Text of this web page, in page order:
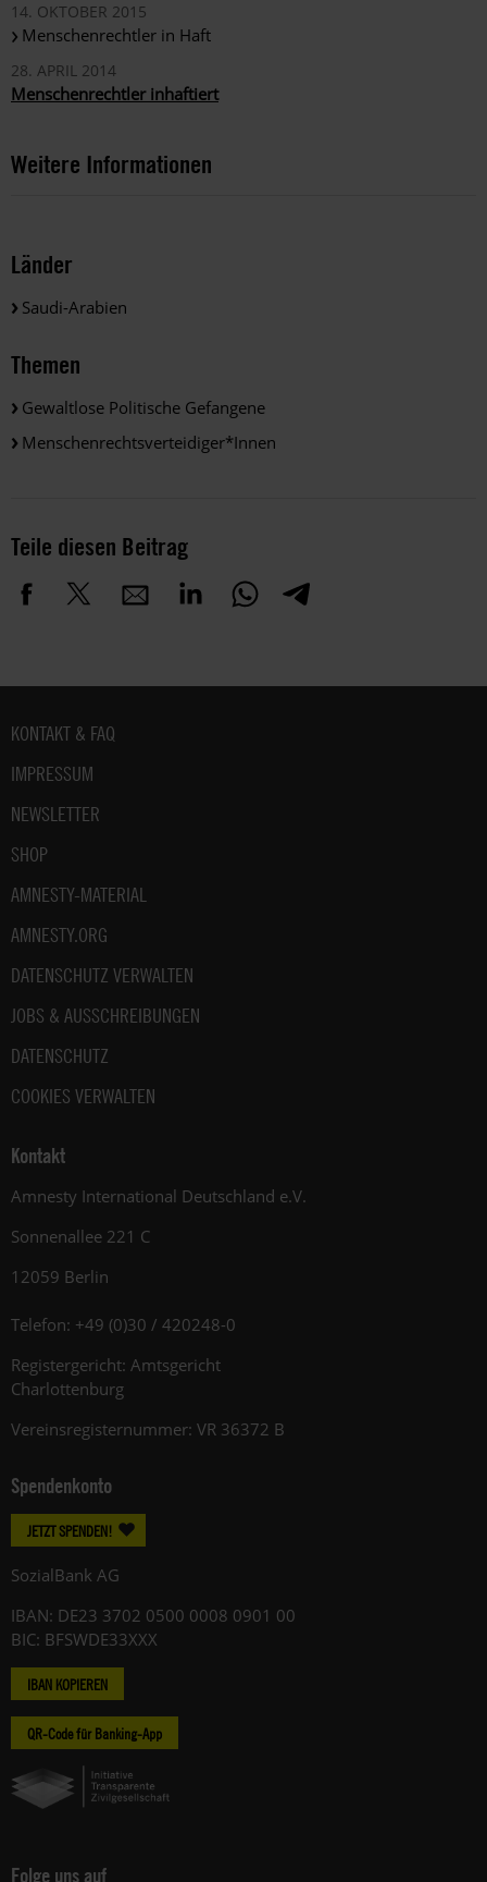
14. OKTOBER 2015
Menschenrechtler in Haft
28. APRIL 2014
Menschenrechtler inhaftiert
Weitere Informationen
Länder
Saudi-Arabien
Themen
Gewaltlose Politische Gefangene
Menschenrechtsverteidiger*innen
Teile diesen Beitrag
Fußbereich
KONTAKT & FAQ
IMPRESSUM
NEWSLETTER
SHOP
AMNESTY-MATERIAL
AMNESTY.ORG
DATENSCHUTZ VERWALTEN
JOBS & AUSSCHREIBUNGEN
DATENSCHUTZ
COOKIES VERWALTEN
Kontakt
Amnesty International Deutschland e.V.
Sonnenallee 221 C
12059 Berlin
Telefon: +49 (0)30 / 420248-0
Registergericht: Amtsgericht
Charlottenburg
Vereinsregisternummer: VR 36372 B
Spendenkonto
JETZT SPENDEN!
SozialBank AG
IBAN: DE23 3702 0500 0008 0901 00
BIC: BFSWDE33XXX
IBAN KOPIEREN
QR-Code für Banking-App
Folge uns auf